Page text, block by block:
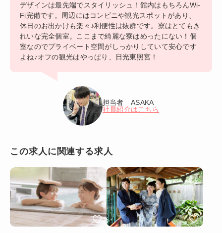
デザインは最先端でスタイリッシュ！館内はもちろんWi-
Fi完備です。周辺にはコンビニや観光スポットがあり、
休日のお出かけも楽々♪利便性は抜群です。寮はとてもき
れいな完全個室。ここまで綺麗な寮はめったにない！個
室なのでプライベート空間がしっかりしていて安心です
よね♪オフの観光はやっぱり、日光東照宮！
担当者 ASAKA
社員紹介はこちら
この求人に関連する求人